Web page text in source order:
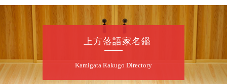
桂二豆／露の瑞／桂きん太郎／いわみせいじ
（似顔絵）／笑福亭笑利／桂文太～仲入～露
★菟道亭 配信あり
上方落語家名鑑
Kamigata Rakugo Directory